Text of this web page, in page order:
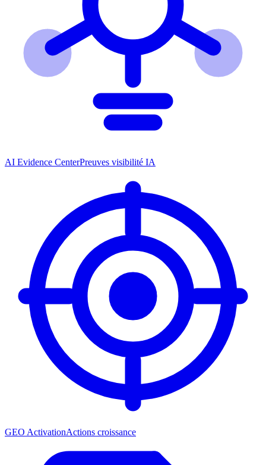
AI Evidence CenterPreuves visibilité IA
GEO ActivationActions croissance